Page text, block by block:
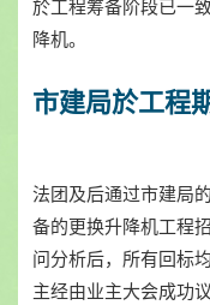
於工程筹备阶段已一
降机。
市建局於工程
法团及后通过市建局
备的更换升降机工程
问分析后，所有回标
主经由业主大会成功